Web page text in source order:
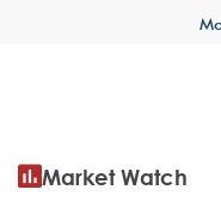
Market Watch